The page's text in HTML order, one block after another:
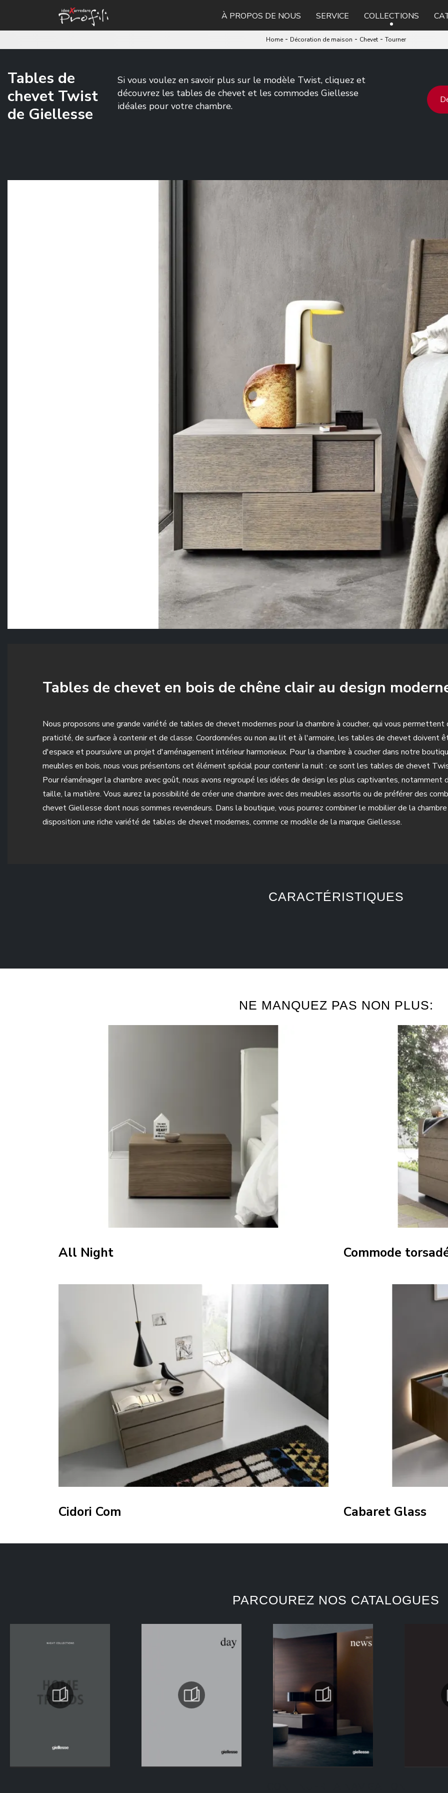
À PROPOS DE NOUS SERVICE COLLECTIONS
Home - Décoration de maison - Chevet - Tourner
Tables de
chevet Twist
de Giellesse
Si vous voulez en savoir plus sur le modèle Twist, cliquez et
découvrez les tables de chevet et les commodes Giellesse
idéales pour votre chambre.
Tables de chevet en bois de chêne clair au design
Nous proposons une grande variété de tables de chevet modernes pour la chambre à coucher, qui vous
praticité, de surface à contenir et de classe. Coordonnées ou non au lit et à l'armoire, les tables de chevet doivent
d'espace et poursuivre un projet d'aménagement intérieur harmonieux. Pour la chambre à coucher dans notre
meubles en bois, nous vous présentons cet élément spécial pour contenir la nuit : ce sont les tables de chevet
Pour réaménager la chambre avec goût, nous avons regroupé les idées de design les plus captivantes,
taille, la matière. Vous aurez la possibilité de créer une chambre avec des meubles assortis ou de préférer des
chevet Giellesse dont nous sommes revendeurs. Dans la boutique, vous pourrez combiner le mobilier de la
disposition une riche variété de tables de chevet modernes, comme ce modèle de la marque Giellesse.
CARACTÉRISTIQUES
NE MANQUEZ PAS NON PLUS:
All Night Commode
Cidori Com Cabaret Glass
PARCOUREZ NOS CATALOGUES